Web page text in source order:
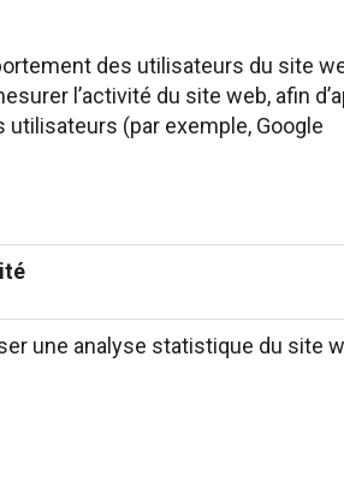
des utilisateurs du site
l’activité du site web, afin
utilisateurs (par exemple, Google
une analyse statistique du site